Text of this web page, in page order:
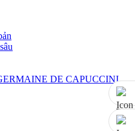
DE CAPUCCINI